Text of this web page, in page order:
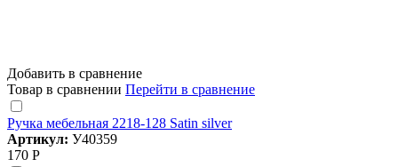
Добавить в сравнение
Товар в сравнении Перейти в сравнение
Ручка мебельная 2218-128 Satin silver
Артикул: У40359
170 Р